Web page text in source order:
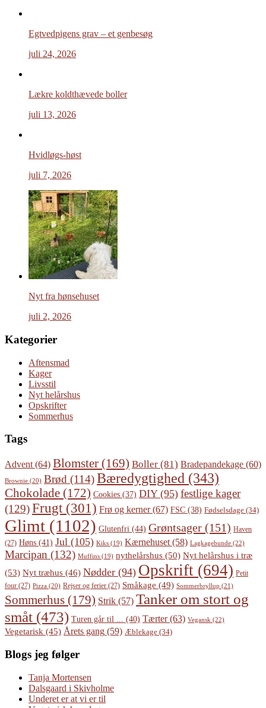
Egtvedpigens grav – et genbesøg
juli 24, 2026
Lækre koldthævede boller
juli 13, 2026
Hvidløgs-høst
juli 7, 2026
Nyt fra hønsehuset
juli 2, 2026
Kategorier
Aftensmad
Kager
Livsstil
Nyt helårshus
Opskrifter
Sommerhus
Tags
Advent (64) Blomster (169) Boller (81) Bradepandekage (60)
Brownie (20) Brød (114)Bæredygtighed (343)
Chokolade (172) Cookies (37) DIY(95) festlige kager
(129)Frugt (301) Frø og kerner(67) FSC (38) Fødselsdage (34)
Glimt (1102) Glutenfri (44) Grøntsager (151) Haven
(27) Høns (41) Jul (105) Kiks (19) Kærnehuset (58) Lagkagebunde (22)
Marcipan (132) Muffins (19) nythelårshus (50) Nyt helårshus i træ
(53) Nyt træhus (46) Nødder (94) Opskrift (694) Petit
four (27) Pizza (20) Rejser og ferier (27) Småkage (49) Sommerbryllup (21)
Sommerhus (179) Strik (57) Tanker om stort og
småt (473) Turen går til ... (40) Tærter(63) Vegansk (22)
Vegetarisk (45) Årets gang (59) Æblekage (34)
Blogs jeg følger
Tanja Mortensen
Dalsgaard i Skivholme
Underet er at vi er til